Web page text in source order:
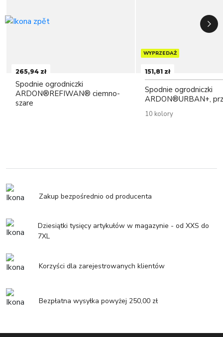
265,94 zł
Spodnie ogrodniczki
ARDON®REFIWAN® ciemno-
szare
WYPRZEDAŻ
151,81 zł
Spodnie ogrodniczki
ARDON®URBAN+,
10 kolory
Zakup bezpośrednio od producenta
Dziesiątki tysięcy artykułów w magazynie - od XXS do
7XL
Korzyści dla zarejestrowanych klientów
Bezpłatna wysyłka powyżej 250,00 zł